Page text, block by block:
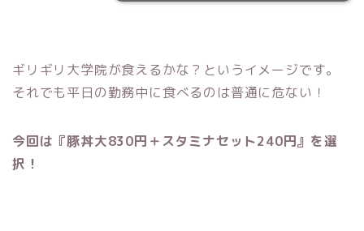
ギリギリ大学院が食えるかな？というイメージです。
それでも平日の勤務中に食べるのは普通に危ない！
今回は『豚丼大830円＋スタミナセット240円』を選
択！